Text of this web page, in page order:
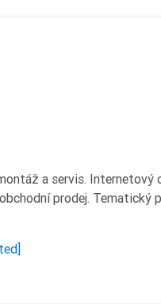
a servis. Internetový
prodej. Tematický